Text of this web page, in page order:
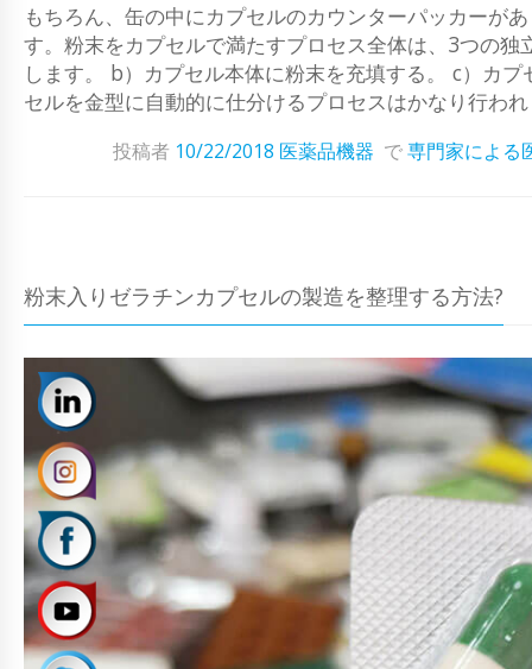
もちろん、缶の中にカプセルのカウンターパッカーが
す。粉末をカプセルで満たすプロセス全体は、3つの
します。 b）カプセル本体に粉末を充填する。 c）カ
セルを金型に自動的に仕分けるプロセスはかなり行わ
投稿者 10/22/2018 医薬品機器 で専門家による
粉末入りゼラチンカプセルの製造を整理する方法?